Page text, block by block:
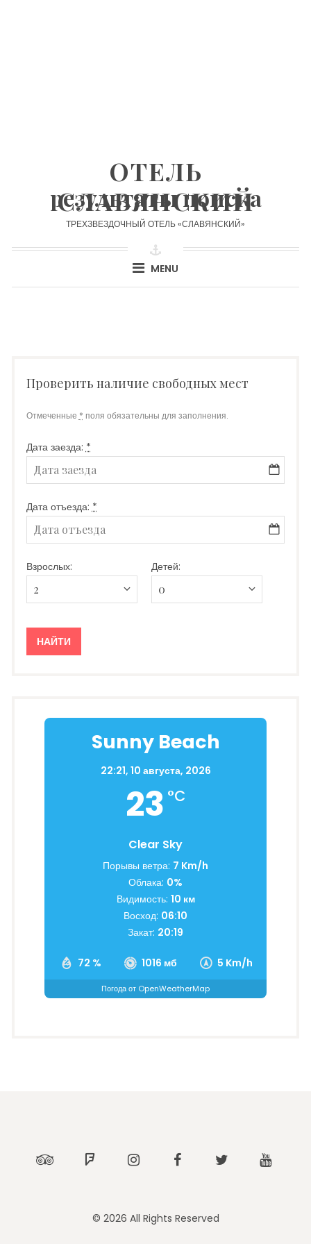
ОТЕЛЬ
СЛАВЯНСКИЙ
ТРЕХЗВЕЗДОЧНЫЙ ОТЕЛЬ «СЛАВЯНСКИЙ»
MENU
результаты поиска
Проверить наличие свободных мест
Отмеченные * поля обязательны для заполнения.
Дата заезда: *
Дата отъезда: *
Взрослых: Детей:
Sunny Beach
22:21, 10 августа, 2026
23 °C
Clear Sky
72 % 1016 мб 5 Km/h
Порывы ветра: 7 Km/h
Облака: 0%
Видимость: 10 км
Восход: 06:10
Закат: 20:19
Погода от OpenWeatherMap
TripadvisorFoursquareInstagram Facebook Twitter
© 2026 All Rights Reserved